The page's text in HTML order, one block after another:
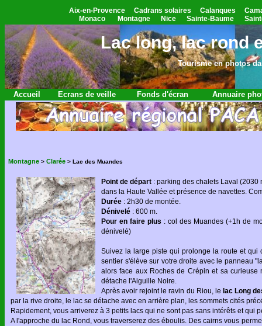
Aix-en-Provence Cadrans solaires Calanques
Monaco
Montagne Nice Sainte-Baume
Lac long, lac rond
Tourisme en photos
Accueil Ecrans de veille Fonds d'écran Annuaire
Montagne > Clarée > Lac des Muandes
Point de départ : parking des chalets Laval
dans la Haute Vallée et présence de navettes.
Durée : 2h30 de montée.
Dénivelé : 600 m.
Pour en faire plus : col des Muandes (+1h de
dénivelé)
Suivez la large piste qui prolonge la route et qui
sentier s'élève sur votre droite avec le panneau
alors face aux Roches de Crépin et sa
détache l'Aiguille Noire.
Après avoir rejoint le ravin du Riou, le lac Long
par la rive droite, le lac se détache avec en arrière plan, les sommets cités
Rapidement, vous arriverez à 3 petits lacs qui ne sont pas sans intérêts et qui
A l'approche du lac Rond, vous traverserez des éboulis. Des cairns vous